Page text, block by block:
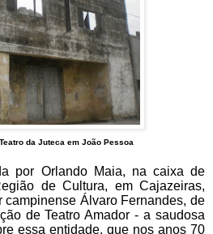
da Juteca em João Pessoa
por Orlando Maia, na caixa de
de Cultura, em Cajazeiras,
campinense Álvaro Fernandes, de
de Teatro Amador - a saudosa
essa entidade, que nos anos 70